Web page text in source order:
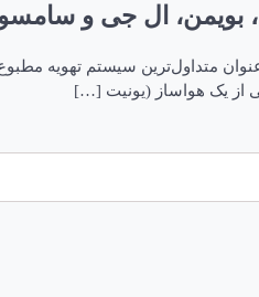
بویمن، ال جی و
متداول‌ترین سیستم تهویه
از یک هواساز (یونیت […]